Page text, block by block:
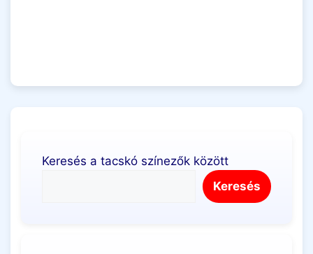
Keresés a tacskó színezők között
Keresés